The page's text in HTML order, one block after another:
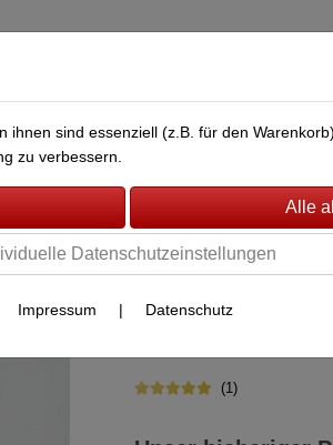
FAHRZEUG-ÜBERWACHUNG
baer Funk
(1)
ihnen sind essenziell (z.B. für den
zu verbessern.
Datenschutzeinstellungen
Impressum | Datenschutz